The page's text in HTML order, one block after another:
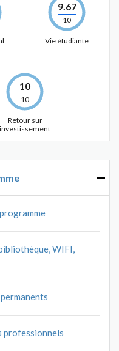
9.67
10
Vie étudiante
10
10
Retour sur
investissement
WIFI,
professionnels